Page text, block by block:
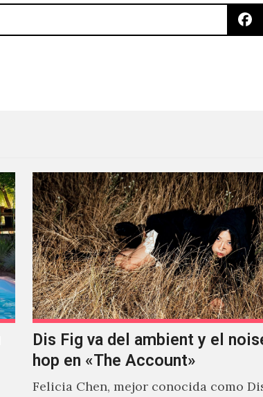
Dis Fig va del ambient y el
hop en «The Account»
Felicia Chen, mejor conocida como